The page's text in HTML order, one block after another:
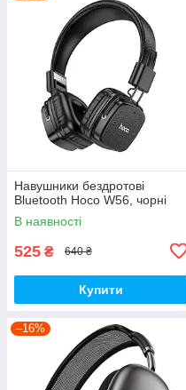
Навушники бездротові
Bluetooth Hoco W56, чорні
В наявності
525 ₴ 640 ₴
Купити
–16%